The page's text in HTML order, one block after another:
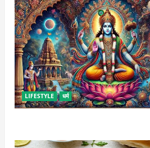
LIFESTYLE धर्म